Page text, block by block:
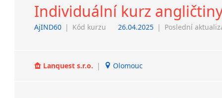
Individuální kurz
AjIND60 | Kód kurzu 26.04.2025 | Poslední
Lanquest s.r.o. | Olomouc